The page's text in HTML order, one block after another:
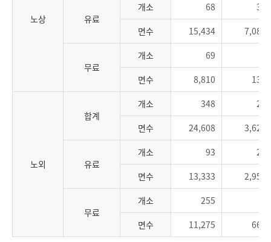
노상 유료
개소 68
34
면수
15,434 7,089
무료
개소 69
면수
8,810 137
노외
합계
개소 348
28
면수
24,608 3,620
유료
개소 93
22
면수
13,333 2,958
무료
개소 255
면수
11,275 662